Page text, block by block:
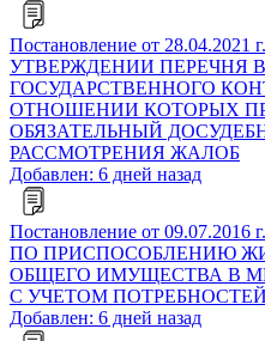
Постановление от 28.04.2021
УТВЕРЖДЕНИИ ПЕРЕЧНЯ
ГОСУДАРСТВЕННОГО
ОТНОШЕНИИ КОТОРЫХ
ОБЯЗАТЕЛЬНЫЙ
РАССМОТРЕНИЯ ЖАЛОБ
Добавлен: 6 дней назад
Постановление от
ПО ПРИСПОСОБЛЕНИЮ
ОБЩЕГО ИМУЩЕСТВА В
С УЧЕТОМ
Добавлен: 6 дней назад